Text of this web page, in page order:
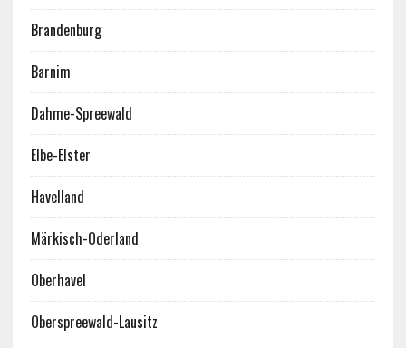
Brandenburg
Barnim
Dahme-Spreewald
Elbe-Elster
Havelland
Märkisch-Oderland
Oberhavel
Oberspreewald-Lausitz